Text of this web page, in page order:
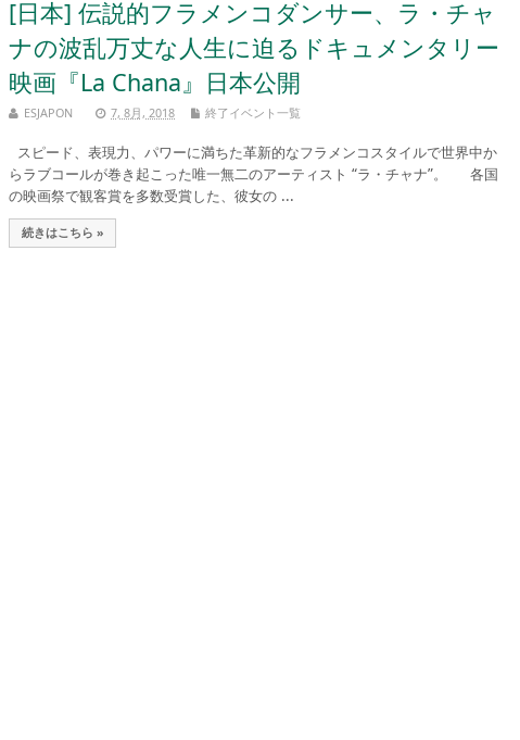
[日本] 伝説的フラメンコダンサー、ラ・チャ
ナの波乱万丈な人生に迫るドキュメンタリー
映画『La Chana』日本公開
ESJAPON 7, 8月, 2018 終了イベント一覧
スピード、表現力、パワーに満ちた革新的なフラメンコスタイルで世界中か
らラブコールが巻き起こった唯一無二のアーティスト “ラ・チャナ”。 各国
の映画祭で観客賞を多数受賞した、彼女の ...
続きはこちら »